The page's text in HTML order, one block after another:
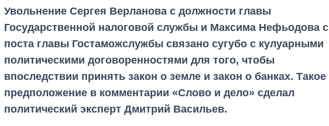
Увольнение Сергея Верланова с должности главы
Государственной налоговой службы и Максима Нефьодова с
поста главы Гостаможслужбы связано сугубо с кулуарными
политическими договоренностями для того, чтобы
впоследствии принять закон о земле и закон о банках. Такое
предположение в комментарии «Слово и дело» сделал
политический эксперт Дмитрий Васильев.